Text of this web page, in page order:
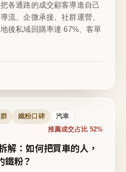
各通路的成交顧客導進自己
流、企微承接、社群運營、
後私域回購率達 67%、客單
鐵粉口碑 汽車
推薦成交占比 52%
解：如何把買車的人，
鐵粉？